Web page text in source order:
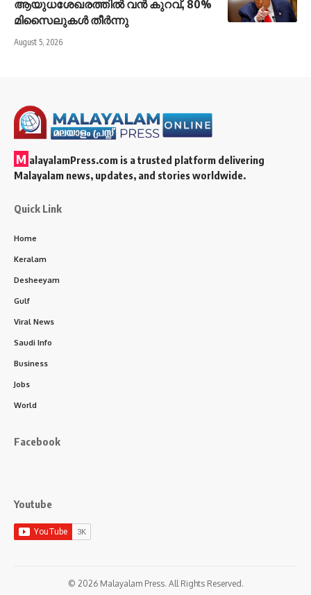
ആയുധശേഖരത്തിൽ വൻ കുറവ്, 80%
മിസൈലുകൾ തീർന്നു
August 5, 2026
M alayalamPress.com is a trusted platform delivering
Malayalam news, updates, and stories worldwide.
Quick Link
Home
Keralam
Desheeyam
Gulf
Viral News
Saudi Info
Business
Jobs
World
Facebook
Youtube
© 2026 Malayalam Press. All Rights Reserved.